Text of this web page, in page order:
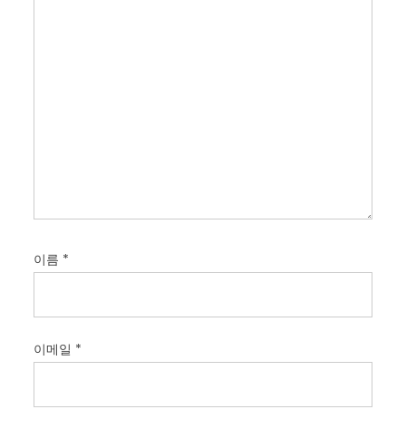
이름 *
이메일 *